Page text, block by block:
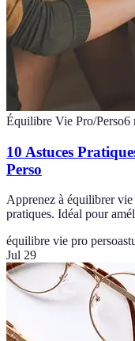
Équilibre Vie Pro/Perso6
10 Astuces
Perso
Apprenez à équilibrer vie
pratiques. Idéal pour
équilibre vie pro perso
Jul 29